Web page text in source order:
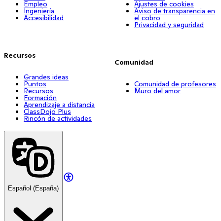
Empleo
Ingeniería
Accesibilidad
Recursos
Grandes ideas
Puntos
Recursos
Formación
Aprendizaje a distancia
ClassDojo Plus
Rincón de actividades
Ajustes de cookies
Aviso de transparencia en
el cobro
Privacidad y seguridad
Comunidad
Comunidad de profesores
Muro del amor
Español (España)